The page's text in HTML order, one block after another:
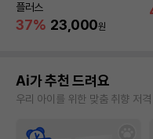
플러스
37% 23,000원
Ai가 추천 드려요
우리 아이를 위한 맞춤 취향 저